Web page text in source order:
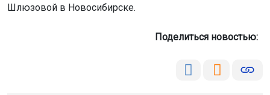
Шлюзовой в Новосибирске.
Поделиться новостью: